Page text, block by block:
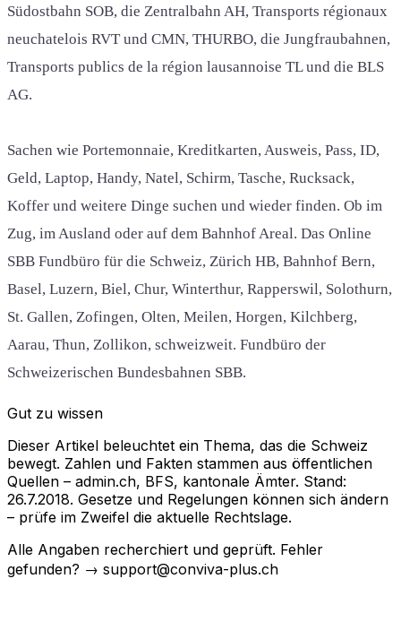
Südostbahn SOB, die Zentralbahn AH, Transports régionaux
neuchatelois RVT und CMN, THURBO, die Jungfraubahnen,
Transports publics de la région lausannoise TL und die BLS
AG.
Sachen wie Portemonnaie, Kreditkarten, Ausweis, Pass, ID,
Geld, Laptop, Handy, Natel, Schirm, Tasche, Rucksack,
Koffer und weitere Dinge suchen und wieder finden. Ob im
Zug, im Ausland oder auf dem Bahnhof Areal. Das Online
SBB Fundbüro für die Schweiz, Zürich HB, Bahnhof Bern,
Basel, Luzern, Biel, Chur, Winterthur, Rapperswil, Solothurn,
St. Gallen, Zofingen, Olten, Meilen, Horgen, Kilchberg,
Aarau, Thun, Zollikon, schweizweit. Fundbüro der
Schweizerischen Bundesbahnen SBB.
Gut zu wissen
Dieser Artikel beleuchtet ein Thema, das die Schweiz
bewegt. Zahlen und Fakten stammen aus öffentlichen
Quellen – admin.ch, BFS, kantonale Ämter. Stand:
26.7.2018. Gesetze und Regelungen können sich ändern
– prüfe im Zweifel die aktuelle Rechtslage.
Alle Angaben recherchiert und geprüft. Fehler
gefunden? → support@conviva-plus.ch